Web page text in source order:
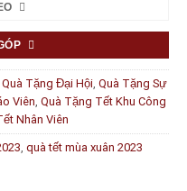
Quà Tặng Đại Hội, Quà Tặng Sự
Viên, Quà Tặng Tết Khu Công
Nhân Viên
, quà tết mùa xuân 2023